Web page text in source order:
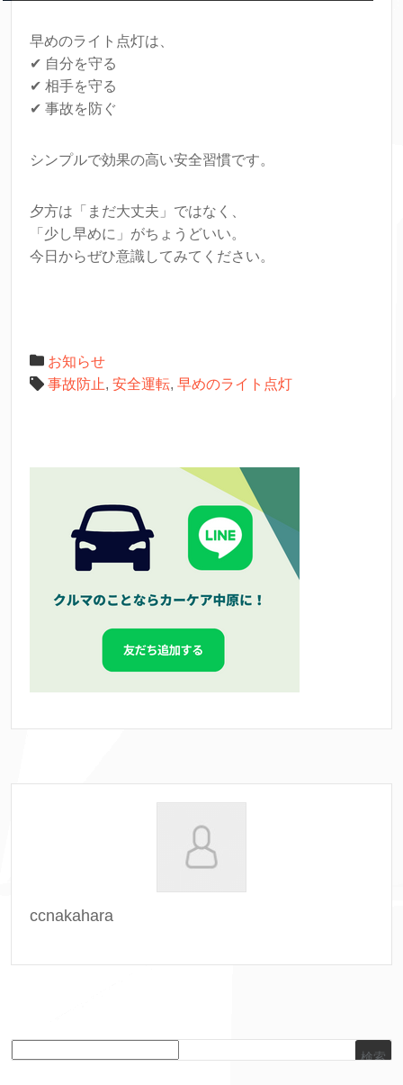
早めのライト点灯は、
✔ 自分を守る
✔ 相手を守る
✔ 事故を防ぐ
シンプルで効果の高い安全習慣です。
夕方は「まだ大丈夫」ではなく、
「少し早めに」がちょうどいい。
今日からぜひ意識してみてください。
お知らせ
事故防止, 安全運転, 早めのライト点灯
ccnakahara
検索